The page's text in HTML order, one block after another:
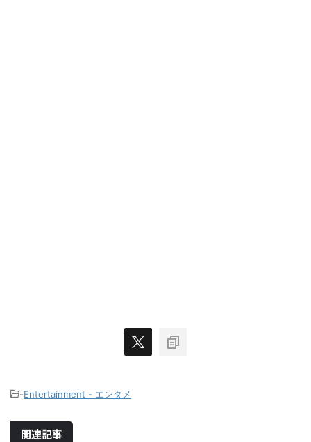
-Entertainment - エンタメ
関連記事